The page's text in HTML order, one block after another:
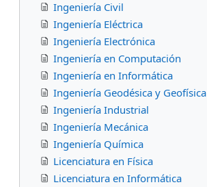
Ingeniería Civil
Ingeniería Eléctrica
Ingeniería Electrónica
Ingeniería en Computación
Ingeniería en Informática
Ingeniería Geodésica y Geofísica
Ingeniería Industrial
Ingeniería Mecánica
Ingeniería Química
Licenciatura en Física
Licenciatura en Informática